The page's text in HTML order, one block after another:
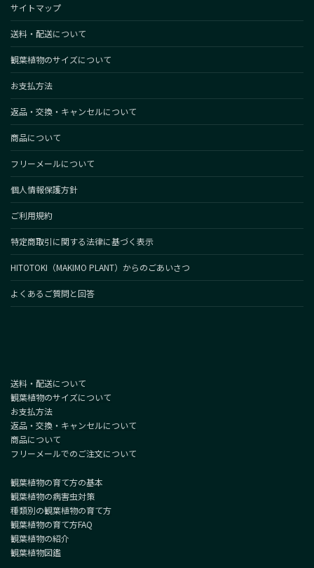
サイトマップ
送料・配送について
観葉植物のサイズについて
お支払方法
返品・交換・キャンセルについて
商品について
フリーメールについて
個人情報保護方針
ご利用規約
特定商取引に関する法律に基づく表示
HITOTOKI（MAKIMO PLANT）からのごあいさつ
よくあるご質問と回答
送料・配送について
観葉植物のサイズについて
お支払方法
返品・交換・キャンセルについて
商品について
フリーメールでのご注文について
観葉植物の育て方の基本
観葉植物の病害虫対策
種類別の観葉植物の育て方
観葉植物の育て方FAQ
観葉植物の紹介
観葉植物図鑑